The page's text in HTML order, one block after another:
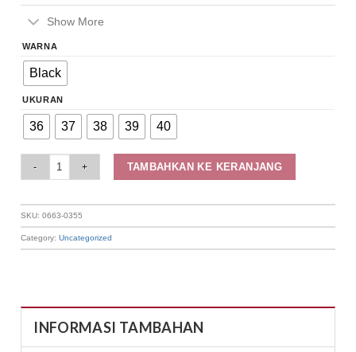
Show More
WARNA
Black
UKURAN
36 37 38 39 40
TAMBAHKAN KE KERANJANG
SKU:0663-0355
Category:Uncategorized
INFORMASI TAMBAHAN